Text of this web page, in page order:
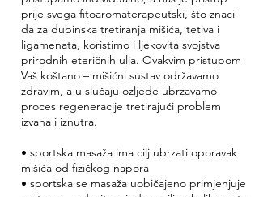
prije svega fitoaromaterapeutski, što znaci
da za dubinska tretiranja mišića, tetiva i
ligamenata, koristimo i ljekovita svojstva
prirodnih eteričnih ulja. Ovakvim pristupom
Vaš koštano – mišićni sustav održavamo
zdravim, a u slučaju ozljede ubrzavamo
proces regeneracije tretirajući problem
izvana i iznutra.
• sportska masaža ima cilj ubrzati oporavak
mišića od fizičkog napora
• sportska se masaža uobičajeno primjenjuje